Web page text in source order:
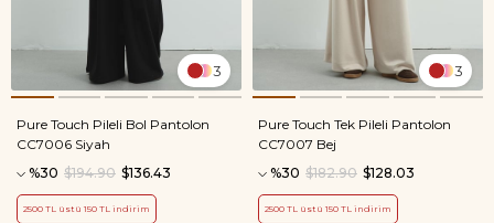
3
Pure Touch Pileli Bol Pantolon
CC7006 Siyah
%30
$136.43
$194.90
2500 TL üstü 150 TL indirim
3
Pure Touch Tek Pileli Pantolon
CC7007 Bej
%30
$128.03
$182.90
2500 TL üstü 150 TL indirim